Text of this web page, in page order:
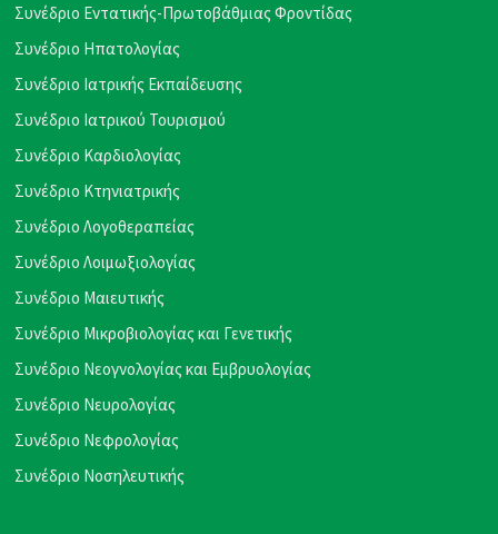
Συνέδριο Εντατικής-Πρωτοβάθμιας Φροντίδας
Συνέδριο Ηπατολογίας
Συνέδριο Ιατρικής Εκπαίδευσης
Συνέδριο Ιατρικού Τουρισμού
Συνέδριο Καρδιολογίας
Συνέδριο Κτηνιατρικής
Συνέδριο Λογοθεραπείας
Συνέδριο Λοιμωξιολογίας
Συνέδριο Μαιευτικής
Συνέδριο Μικροβιολογίας και Γενετικής
Συνέδριο Νεογνολογίας και Εμβρυολογίας
Συνέδριο Νευρολογίας
Συνέδριο Νεφρολογίας
Συνέδριο Νοσηλευτικής